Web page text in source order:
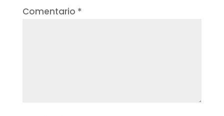
Comentario *